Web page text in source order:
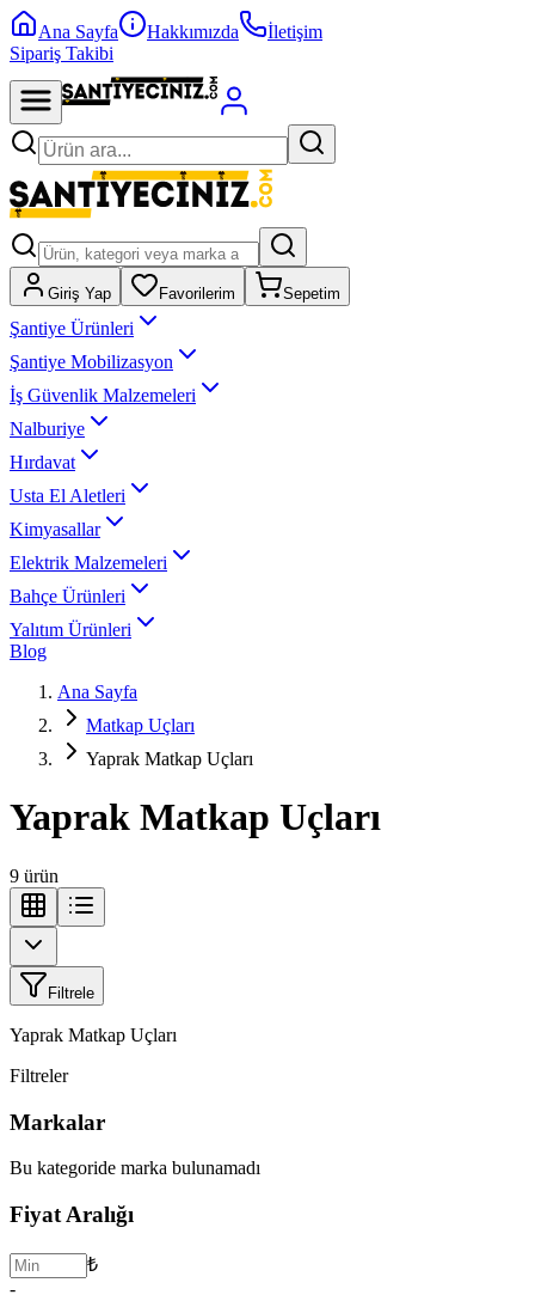
Ana Sayfa Hakkımızda
İletişim
Sipariş Takibi
Giriş Yap Favorilerim Sepetim
Şantiye Ürünleri
Şantiye Mobilizasyon
İş Güvenlik Malzemeleri
Nalburiye
Hırdavat
Usta El Aletleri
Kimyasallar
Elektrik Malzemeleri
Bahçe Ürünleri
Yalıtım Ürünleri
Blog
Ana Sayfa
Matkap Uçları
Yaprak Matkap Uçları
Yaprak Matkap Uçları
9 ürün
Filtrele
Yaprak Matkap Uçları
Filtreler
Markalar
Bu kategoride marka bulunamadı
Fiyat Aralığı
₺
-